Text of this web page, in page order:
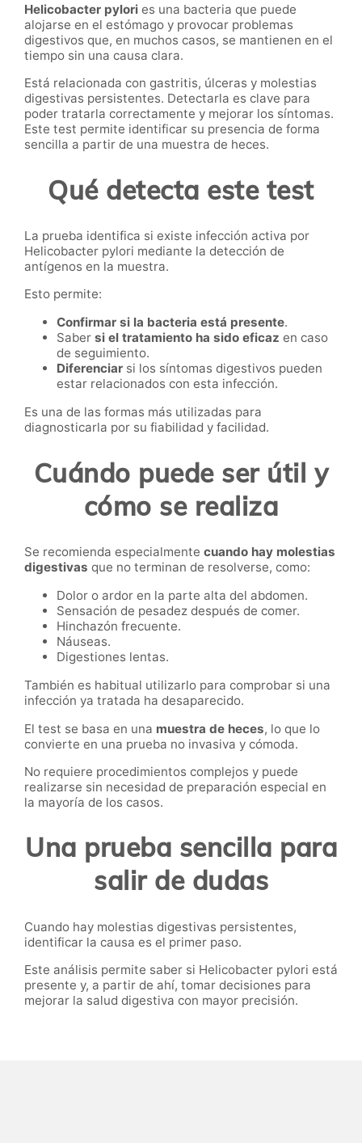
Helicobacter pylori es una bacteria que puede
alojarse en el estómago y provocar problemas
digestivos que, en muchos casos, se mantienen en el
tiempo sin una causa clara.
Está relacionada con gastritis, úlceras y molestias
digestivas persistentes. Detectarla es clave para
poder tratarla correctamente y mejorar los síntomas.
Este test permite identificar su presencia de forma
sencilla a partir de una muestra de heces.
Qué detecta este test
La prueba identifica si existe infección activa por
Helicobacter pylori mediante la detección de
antígenos en la muestra.
Esto permite:
Confirmar si la bacteria está presente.
Saber si el tratamiento ha sido eficaz en caso
de seguimiento.
Diferenciar si los síntomas digestivos pueden
estar relacionados con esta infección.
Es una de las formas más utilizadas para
diagnosticarla por su fiabilidad y facilidad.
Cuándo puede ser útil y
cómo se realiza
Se recomienda especialmente cuando hay molestias
digestivas que no terminan de resolverse, como:
Dolor o ardor en la parte alta del abdomen.
Sensación de pesadez después de comer.
Hinchazón frecuente.
Náuseas.
Digestiones lentas.
También es habitual utilizarlo para comprobar si una
infección ya tratada ha desaparecido.
El test se basa en una muestra de heces, lo que lo
convierte en una prueba no invasiva y cómoda.
No requiere procedimientos complejos y puede
realizarse sin necesidad de preparación especial en
la mayoría de los casos.
Una prueba sencilla para
salir de dudas
Cuando hay molestias digestivas persistentes,
identificar la causa es el primer paso.
Este análisis permite saber si Helicobacter pylori está
presente y, a partir de ahí, tomar decisiones para
mejorar la salud digestiva con mayor precisión.